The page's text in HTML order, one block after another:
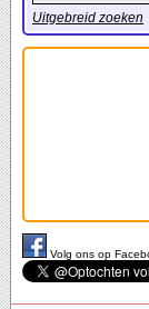
Uitgebreid zoeken
Volg ons op